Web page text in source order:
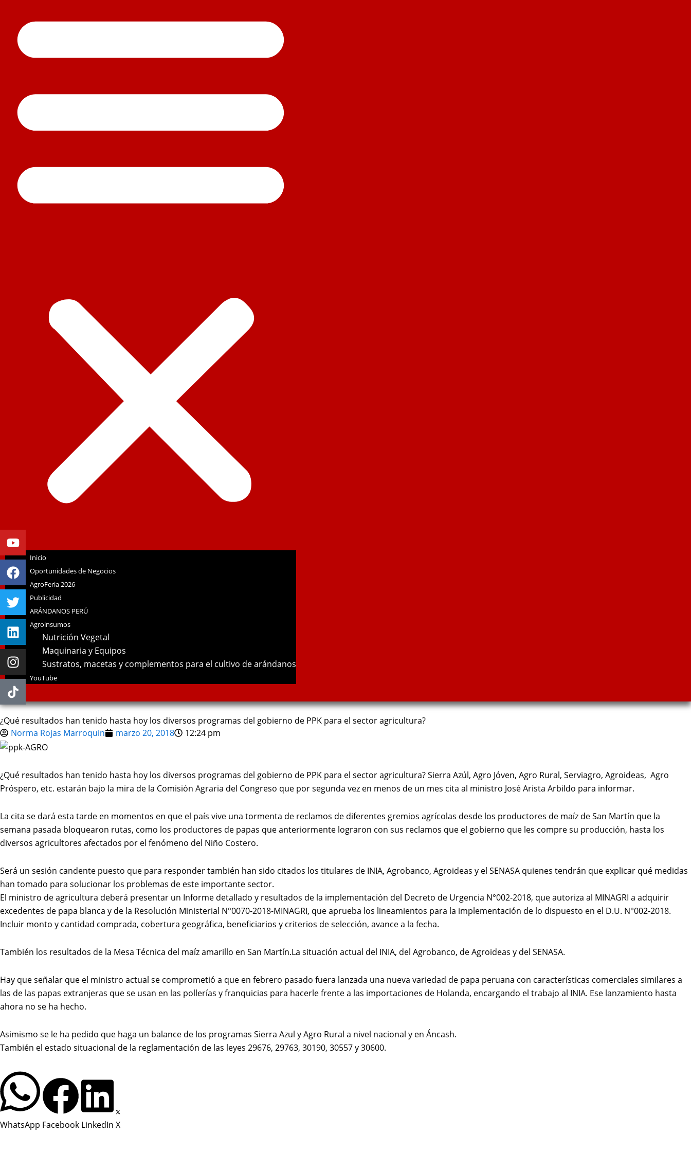
Inicio
Oportunidades de Negocios
AgroFeria 2026
Publicidad
ARÁNDANOS PERÚ
Agroinsumos
Nutrición Vegetal
Maquinaria y Equipos
Sustratos, macetas y complementos para el cultivo de arándanos
YouTube
¿Qué resultados han tenido hasta hoy los diversos programas del gobierno de PPK para el sector agricultura?
Norma Rojas Marroquin
marzo 20, 2018 12:24 pm
¿Qué resultados han tenido hasta hoy los diversos programas del gobierno de PPK para el sector agricultura? Sierra Azúl, Agro Jóven, Agro Rural, Serviagro, Agroideas, Agro
Próspero, etc. estarán bajo la mira de la Comisión Agraria del Congreso que por segunda vez en menos de un mes cita al ministro José Arista Arbildo para informar.
La cita se dará esta tarde en momentos en que el país vive una tormenta de reclamos de diferentes gremios agrícolas desde los productores de maíz de San Martín que la
semana pasada bloquearon rutas, como los productores de papas que anteriormente lograron con sus reclamos que el gobierno que les compre su producción, hasta los
diversos agricultores afectados por el fenómeno del Niño Costero.
Será un sesión candente puesto que para responder también han sido citados los titulares de INIA, Agrobanco, Agroideas y el SENASA quienes tendrán que explicar qué medidas
han tomado para solucionar los problemas de este importante sector.
El ministro de agricultura deberá presentar un Informe detallado y resultados de la implementación del Decreto de Urgencia N°002-2018, que autoriza al MINAGRI a adquirir
excedentes de papa blanca y de la Resolución Ministerial N°0070-2018-MINAGRI, que aprueba los lineamientos para la implementación de lo dispuesto en el D.U. N°002-2018.
Incluir monto y cantidad comprada, cobertura geográfica, beneficiarios y criterios de selección, avance a la fecha.
También los resultados de la Mesa Técnica del maíz amarillo en San Martín.La situación actual del INIA, del Agrobanco, de Agroideas y del SENASA.
Hay que señalar que el ministro actual se comprometió a que en febrero pasado fuera lanzada una nueva variedad de papa peruana con características comerciales similares a
las de las papas extranjeras que se usan en las pollerías y franquicias para hacerle frente a las importaciones de Holanda, encargando el trabajo al INIA. Ese lanzamiento hasta
ahora no se ha hecho.
Asimismo se le ha pedido que haga un balance de los programas Sierra Azul y Agro Rural a nivel nacional y en Áncash.
También el estado situacional de la reglamentación de las leyes 29676, 29763, 30190, 30557 y 30600.
WhatsApp Facebook LinkedIn X
Youtube
Facebook
Twitter
Linkedin
Instagram